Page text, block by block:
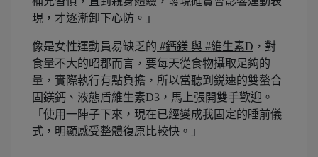
現，才逐漸卸下心防。」
像是女性運動員易缺乏的 #鈣鎂 與 #維生素D ，對
食量不大的昭郡而言，要每天從食物攝取足夠的
量，實際執行有點負擔，所以當聽到鋭速的雙螯合
固鎂鈣、液態盾維生素D3，馬上張開雙手歡迎。
「使用一陣子下來，現在已經變成我固定的睡前儀
式，明顯感受整體復原比較快。」